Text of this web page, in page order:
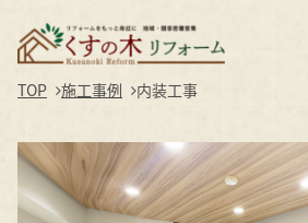
TOP 施工事例 内装工事